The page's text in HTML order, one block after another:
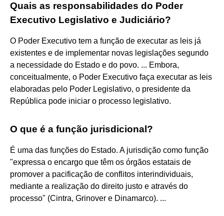
Quais as responsabilidades do Poder
Executivo Legislativo e Judiciário?
O Poder Executivo tem a função de executar as leis já
existentes e de implementar novas legislações segundo
a necessidade do Estado e do povo. ... Embora,
conceitualmente, o Poder Executivo faça executar as leis
elaboradas pelo Poder Legislativo, o presidente da
República pode iniciar o processo legislativo.
O que é a função jurisdicional?
É uma das funções do Estado. A jurisdição como função
"expressa o encargo que têm os órgãos estatais de
promover a pacificação de conflitos interindividuais,
mediante a realização do direito justo e através do
processo" (Cintra, Grinover e Dinamarco). ...